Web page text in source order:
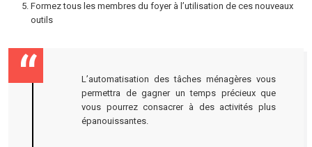
Formez tous les membres du foyer à l’utilisation de ces nouveaux
outils
L’automatisation des tâches ménagères vous
permettra de gagner un temps précieux que
vous pourrez consacrer à des activités plus
épanouissantes.